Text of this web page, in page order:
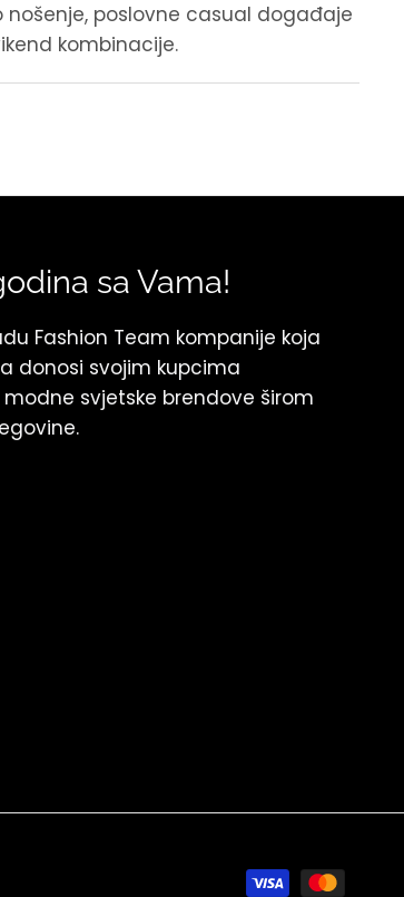
nošenje, poslovne casual događaje
kombinacije.
sa Vama!
Fashion Team kompanije koja
donosi svojim kupcima
svjetske brendove širom